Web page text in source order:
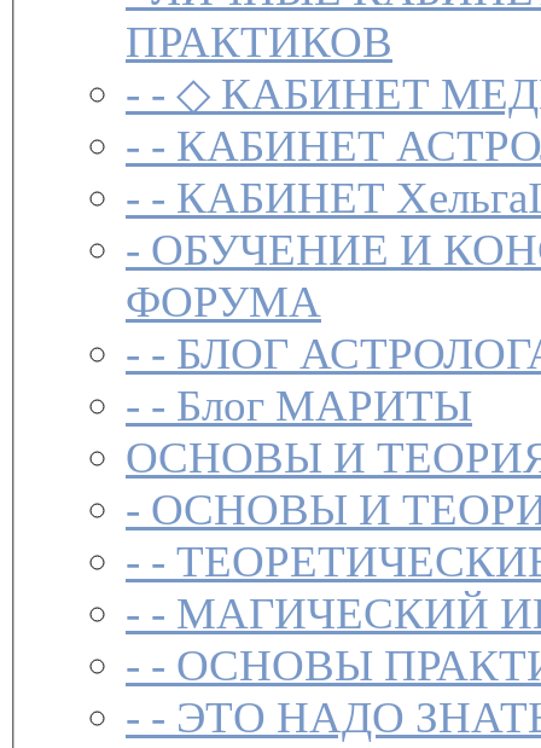
ПРАКТИКОВ
- - ◇ КАБИНЕТ
- - КАБИНЕТ
- - КАБИНЕТ ХельгаI
- ОБУЧЕНИЕ И
ФОРУМА
- - БЛОГ
- - Блог МАРИТЫ
ОСНОВЫ И
- ОСНОВЫ И
- -
- - МАГИЧЕСКИЙ
- - ОСНОВЫ
- - ЭТО НАДО